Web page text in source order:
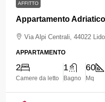
AFFITTO
Appartamento
Via Alpi Centrali, 44022
APPARTAMENTO
2
Camere da letto
1
Bagno
60
Mq